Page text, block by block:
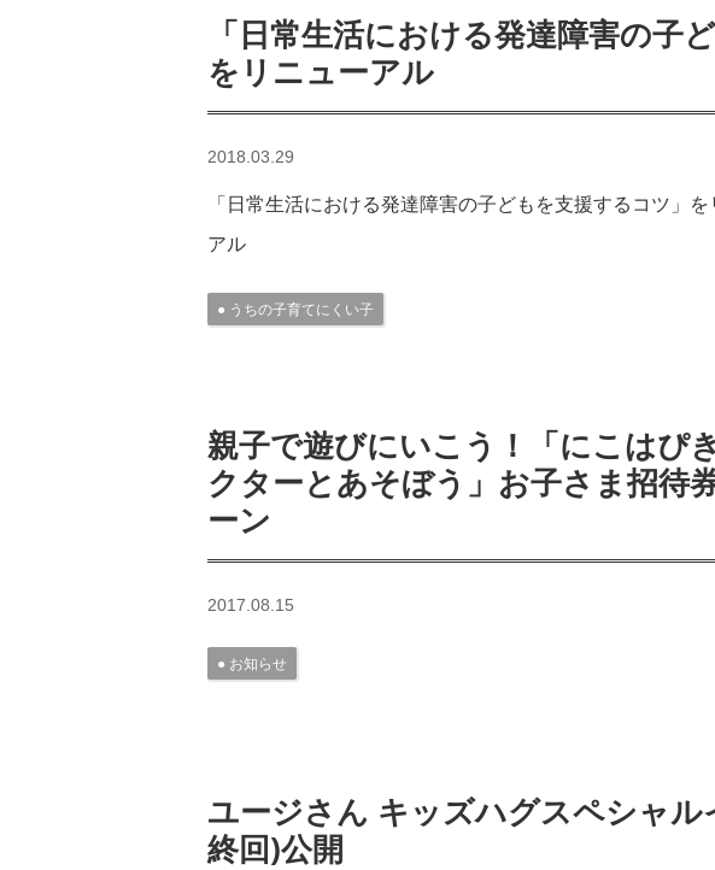
「日常生活における発達障害の子
をリニューアル
2018.03.29
「日常生活における発達障害の子どもを支援するコツ」
アル
うちの子育てにくい子
親子で遊びにいこう！「にこは
クターとあそぼう」お子さま招待
ーン
2017.08.15
お知らせ
ユージさん キッズハグスペシャ
終回)公開